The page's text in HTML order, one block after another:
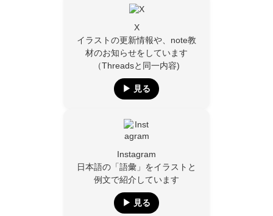
X
イラストの更新情報や、note教
材のお知らせをしています
（Threadsと同一内容)
▶︎ 見る
Instagram
日本語の「語彙」をイラストと
例文で紹介しています
▶︎ 見る